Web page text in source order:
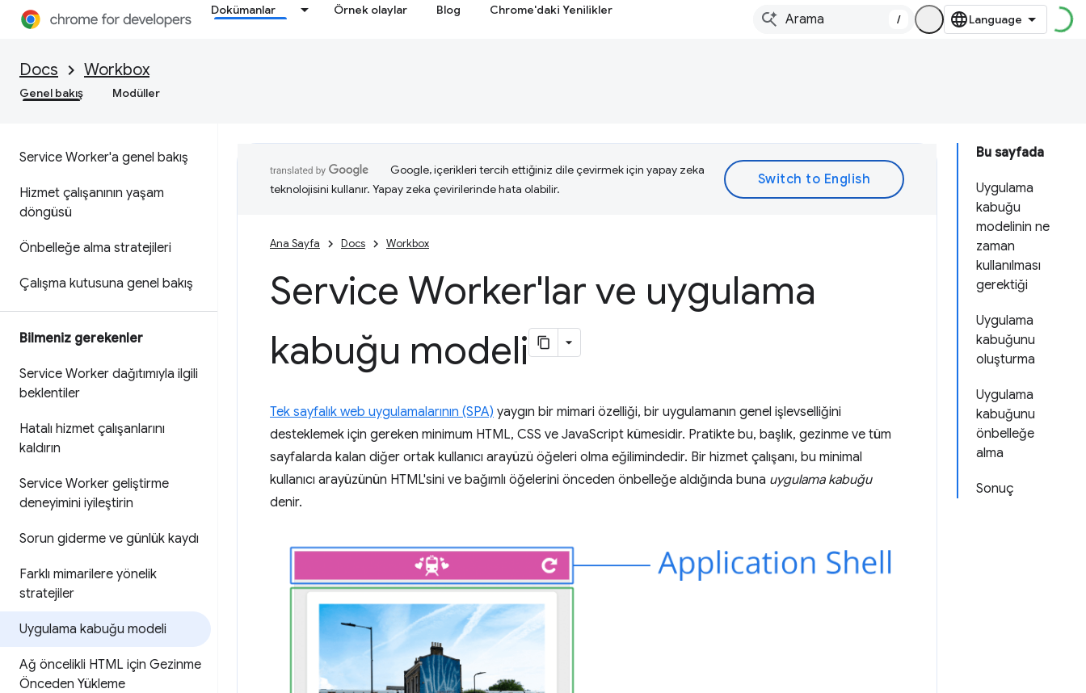
Dokümanlar Örnek olaylar Blog Chrome'daki Yenilikler
/
Docs Workbox
Genel bakış Modüller
Service Worker'a genel bakış
Hizmet çalışanının yaşam
döngüsü
Önbelleğe alma stratejileri
Çalışma kutusuna genel bakış
Bilmeniz gerekenler
Service Worker dağıtımıyla ilgili
beklentiler
Hatalı hizmet çalışanlarını
kaldırın
Service Worker geliştirme
deneyimini iyileştirin
Sorun giderme ve günlük kaydı
Farklı mimarilere yönelik
stratejiler
Uygulama kabuğu modeli
Ağ öncelikli HTML için Gezinme
Önceden Yükleme
Bu sayfada
Uygulama
kabuğu
modelinin ne
zaman
kullanılması
gerektiği
Uygulama
kabuğunu
oluşturma
Uygulama
kabuğunu
önbelleğe
alma
Sonuç
Google, içerikleri tercih ettiğiniz dile çevirmek için yapay zeka
teknolojisini kullanır. Yapay zeka çevirilerinde hata olabilir.
Ana Sayfa Docs Workbox
Service Worker'lar ve uygulama
kabuğu modeli
Tek sayfalık web uygulamalarının (SPA) yaygın bir mimari özelliği, bir uygulamanın genel işlevselliğini
desteklemek için gereken minimum HTML, CSS ve JavaScript kümesidir. Pratikte bu, başlık, gezinme ve tüm
sayfalarda kalan diğer ortak kullanıcı arayüzü öğeleri olma eğilimindedir. Bir hizmet çalışanı, bu minimal
kullanıcı arayüzünün HTML'sini ve bağımlı öğelerini önceden önbelleğe aldığında buna uygulama kabuğu
denir.